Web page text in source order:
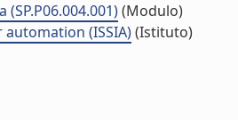
(Modulo)
(ISSIA)(Istituto)